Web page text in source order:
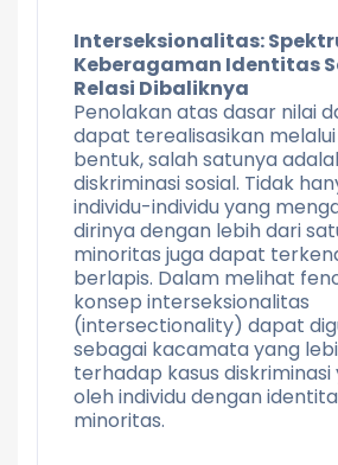
Interseksionalitas:
Keberagaman Identitas
Relasi Dibaliknya
Penolakan atas dasar nilai
dapat terealisasikan
bentuk, salah satunya
diskriminasi sosial. Tidak
individu-individu yang
dirinya dengan lebih dari
minoritas juga dapat
berlapis. Dalam melihat
konsep interseksionalitas
(intersectionality) dapat
sebagai kacamata yang
terhadap kasus
oleh individu dengan
minoritas.